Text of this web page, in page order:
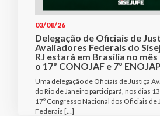
03/08/26
Delegação de Oficiais de
Avaliadores Federais do
RJ estará em Brasília no
o 17º CONOJAF e 7º ENOJAP
Uma delegação de Oficiais de Justiça
do Rio de Janeiro participará, nos dias
17º Congresso Nacional dos Oficiais de
Federais […]